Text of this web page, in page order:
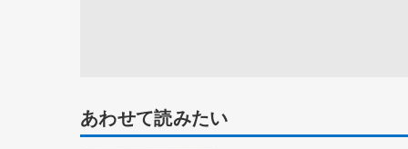
あわせて読みたい